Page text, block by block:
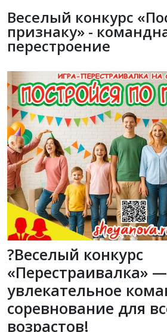
Веселый конкурс
признаку» -
перестроение
?Веселый конкурс
«Перестраивалка» —
увлекательное
соревнование для
возрастов!